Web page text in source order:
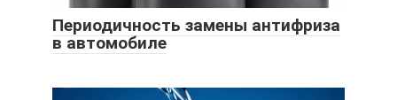
Периодичность замены антифриза
в автомобиле